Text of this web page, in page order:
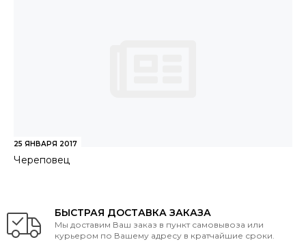
25 ЯНВАРЯ 2017
Череповец
БЫСТРАЯ ДОСТАВКА ЗАКАЗА
Мы доставим Ваш заказ в пункт самовывоза или
курьером по Вашему адресу в кратчайшие сроки.